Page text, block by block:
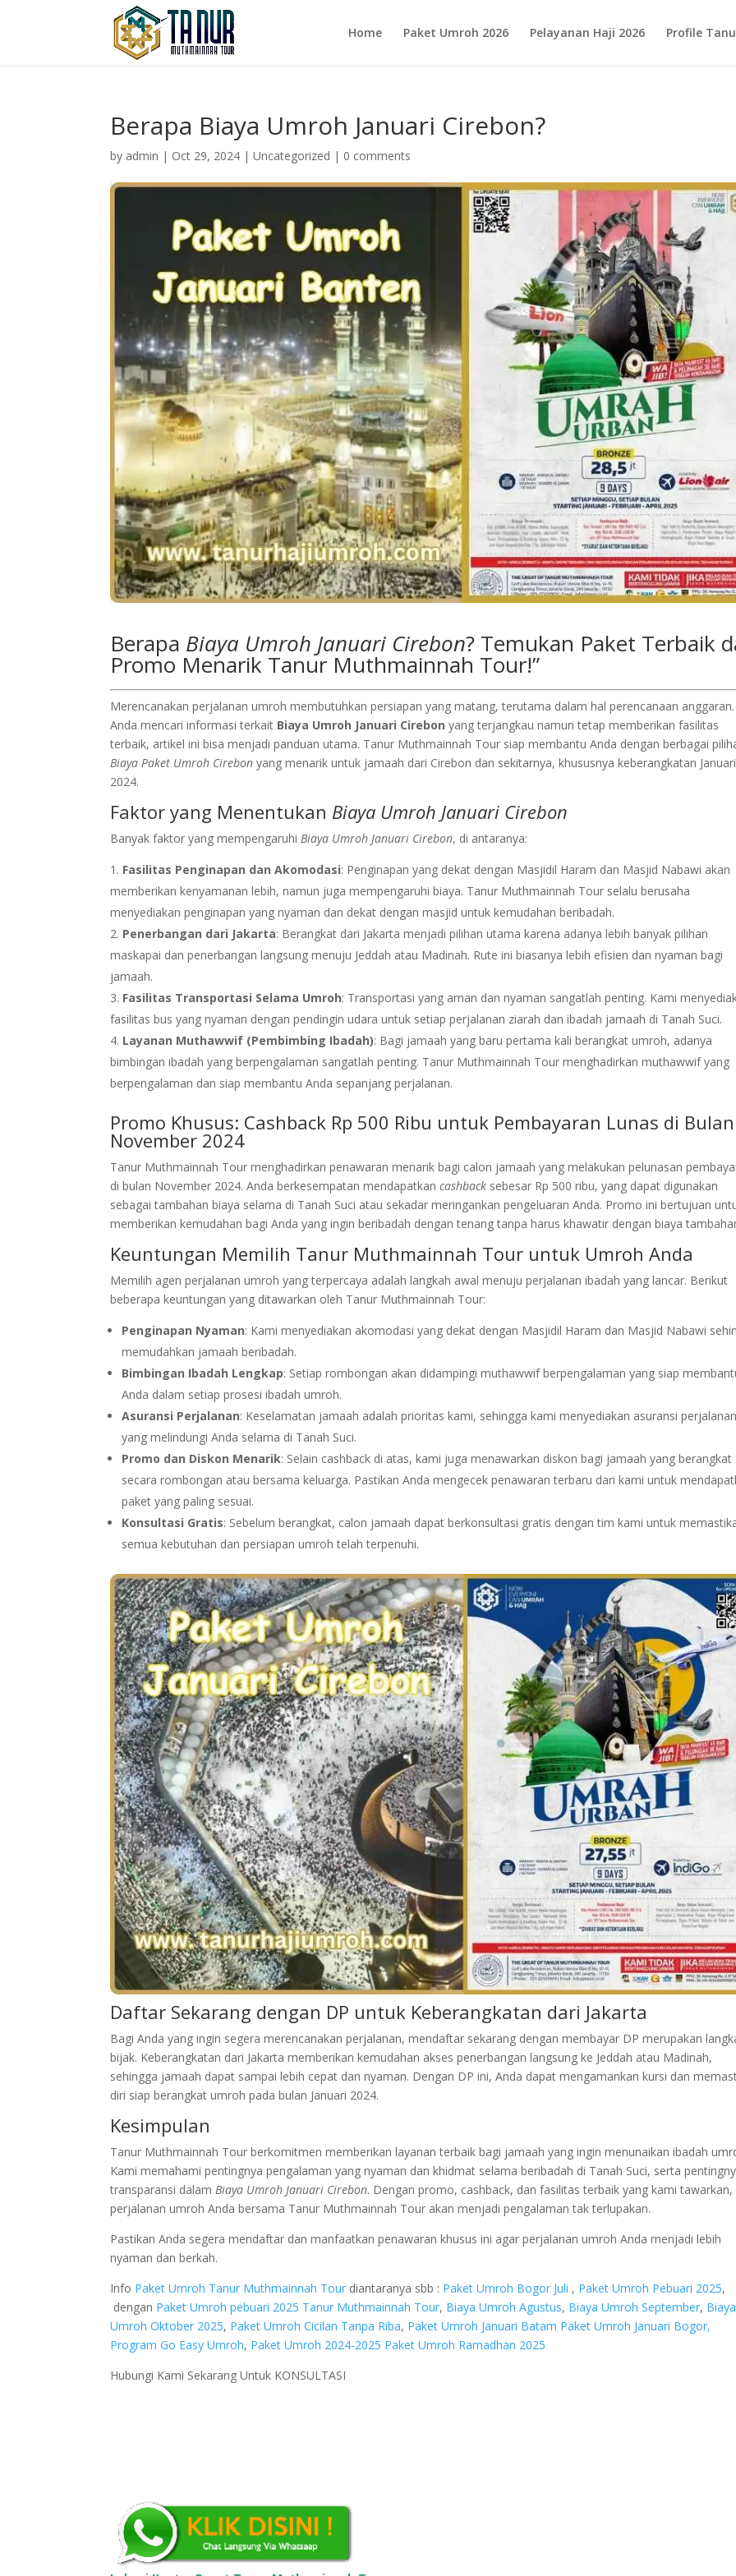
Home Paket Umroh 2026 Pelayanan Haji 2026 Profile
Berapa Biaya Umroh Januari Cirebon?
by admin | Oct 29, 2024 |Uncategorized | 0 comments
Berapa Biaya Umroh Januari Cirebon? Temukan Paket Terbaik
Promo Menarik Tanur Muthmainnah Tour!”
Merencanakan perjalanan umroh membutuhkan persiapan yang matang, terutama dalam hal perencanaan anggaran.
Anda mencari informasi terkait Biaya Umroh Januari Cirebon yang terjangkau namun tetap memberikan fasilitas
terbaik, artikel ini bisa menjadi panduan utama. Tanur Muthmainnah Tour siap membantu Anda dengan berbagai
Biaya Paket Umroh Cirebon yang menarik untuk jamaah dari Cirebon dan sekitarnya, khususnya keberangkatan Januari
2024.
Faktor yang Menentukan Biaya Umroh Januari Cirebon
Banyak faktor yang mempengaruhiBiaya Umroh Januari Cirebon, di antaranya:
Fasilitas Penginapan dan Akomodasi: Penginapan yang dekat dengan Masjidil Haram dan Masjid Nabawi akan
memberikan kenyamanan lebih, namun juga mempengaruhi biaya. Tanur Muthmainnah Tour selalu berusaha
menyediakan penginapan yang nyaman dan dekat dengan masjid untuk kemudahan beribadah.
Penerbangan dari Jakarta: Berangkat dari Jakarta menjadi pilihan utama karena adanya lebih banyak pilihan
maskapai dan penerbangan langsung menuju Jeddah atau Madinah. Rute ini biasanya lebih efisien dan nyaman bagi
jamaah.
Fasilitas Transportasi Selama Umroh: Transportasi yang aman dan nyaman sangatlah penting. Kami
fasilitas bus yang nyaman dengan pendingin udara untuk setiap perjalanan ziarah dan ibadah jamaah di Tanah Suci.
Layanan Muthawwif (Pembimbing Ibadah): Bagi jamaah yang baru pertama kali berangkat umroh, adanya
bimbingan ibadah yang berpengalaman sangatlah penting. Tanur Muthmainnah Tour menghadirkan muthawwif yang
berpengalaman dan siap membantu Anda sepanjang perjalanan.
Promo Khusus: Cashback Rp 500 Ribu untuk Pembayaran Lunas di Bulan
November 2024
Tanur Muthmainnah Tour menghadirkan penawaran menarik bagi calon jamaah yang melakukan pelunasan
di bulan November 2024. Anda berkesempatan mendapatkancashback sebesar Rp 500 ribu, yang dapat digunakan
sebagai tambahan biaya selama di Tanah Suci atau sekadar meringankan pengeluaran Anda. Promo ini bertujuan
memberikan kemudahan bagi Anda yang ingin beribadah dengan tenang tanpa harus khawatir dengan biaya
Keuntungan Memilih Tanur Muthmainnah Tour untuk Umroh Anda
Memilih agen perjalanan umroh yang terpercaya adalah langkah awal menuju perjalanan ibadah yang lancar. Berikut
beberapa keuntungan yang ditawarkan oleh Tanur Muthmainnah Tour:
Penginapan Nyaman: Kami menyediakan akomodasi yang dekat dengan Masjidil Haram dan Masjid Nabawi
memudahkan jamaah beribadah.
Bimbingan Ibadah Lengkap: Setiap rombongan akan didampingi muthawwif berpengalaman yang siap
Anda dalam setiap prosesi ibadah umroh.
Asuransi Perjalanan: Keselamatan jamaah adalah prioritas kami, sehingga kami menyediakan asuransi perjalanan
yang melindungi Anda selama di Tanah Suci.
Promo dan Diskon Menarik: Selain cashback di atas, kami juga menawarkan diskon bagi jamaah yang berangkat
secara rombongan atau bersama keluarga. Pastikan Anda mengecek penawaran terbaru dari kami untuk
paket yang paling sesuai.
Konsultasi Gratis: Sebelum berangkat, calon jamaah dapat berkonsultasi gratis dengan tim kami untuk
semua kebutuhan dan persiapan umroh telah terpenuhi.
Daftar Sekarang dengan DP untuk Keberangkatan dari Jakarta
Bagi Anda yang ingin segera merencanakan perjalanan, mendaftar sekarang dengan membayar DP merupakan
bijak. Keberangkatan dari Jakarta memberikan kemudahan akses penerbangan langsung ke Jeddah atau Madinah,
sehingga jamaah dapat sampai lebih cepat dan nyaman. Dengan DP ini, Anda dapat mengamankan kursi dan
diri siap berangkat umroh pada bulan Januari 2024.
Kesimpulan
Tanur Muthmainnah Tour berkomitmen memberikan layanan terbaik bagi jamaah yang ingin menunaikan ibadah
Kami memahami pentingnya pengalaman yang nyaman dan khidmat selama beribadah di Tanah Suci, serta
transparansi dalamBiaya Umroh Januari Cirebon. Dengan promo, cashback, dan fasilitas terbaik yang kami tawarkan,
perjalanan umroh Anda bersama Tanur Muthmainnah Tour akan menjadi pengalaman tak terlupakan.
Pastikan Anda segera mendaftar dan manfaatkan penawaran khusus ini agar perjalanan umroh Anda menjadi lebih
nyaman dan berkah.
Info Paket Umroh Tanur Muthmainnah Tour diantaranya sbb : Paket Umroh Bogor Juli , Paket Umroh Pebuari 2025,
dengan Paket Umroh pebuari 2025 Tanur Muthmainnah Tour, Biaya Umroh Agustus, Biaya Umroh September, Biaya
Umroh Oktober 2025, Paket Umroh Cicilan Tanpa Riba, Paket Umroh Januari Batam Paket Umroh Januari Bogor,
Program Go Easy Umroh, Paket Umroh 2024-2025 Paket Umroh Ramadhan 2025
Hubungi Kami Sekarang Untuk KONSULTASI